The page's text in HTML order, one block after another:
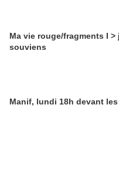
Ma vie rouge/fragments I >
souviens
Manif, lundi 18h devant